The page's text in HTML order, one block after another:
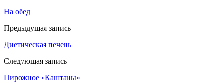
На обед
Предыдущая запись
Диетическая печень
Следующая запись
Пирожное «Каштаны»